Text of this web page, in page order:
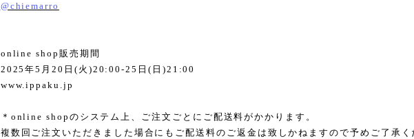
@chiemarro
online shop 販売期間
2025年5 月20 日 ( 火 )20:00-25 日 ( 日 )21:00
www.ippaku.jp
＊ online shop のシステム上、ご注文ごとにご配送料がかかります。
複数回ご注文いただきました場合にもご配送料のご返金は致しかねますので予めご了承く